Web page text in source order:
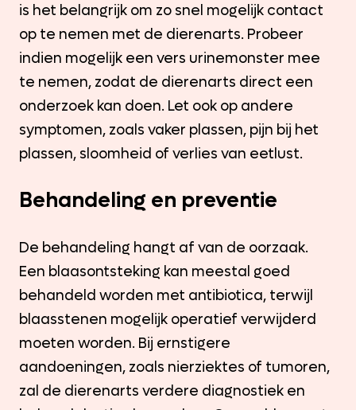
is het belangrijk om zo snel mogelijk contact
op te nemen met de dierenarts. Probeer
indien mogelijk een vers urinemonster mee
te nemen, zodat de dierenarts direct een
onderzoek kan doen. Let ook op andere
symptomen, zoals vaker plassen, pijn bij het
plassen, sloomheid of verlies van eetlust.
Behandeling en preventie
De behandeling hangt af van de oorzaak.
Een blaasontsteking kan meestal goed
behandeld worden met antibiotica, terwijl
blaasstenen mogelijk operatief verwijderd
moeten worden. Bij ernstigere
aandoeningen, zoals nierziektes of tumoren,
zal de dierenarts verdere diagnostiek en